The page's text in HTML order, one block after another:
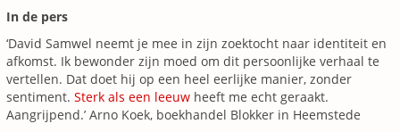
In de pers
‘David Samwel neemt je mee in zijn zoektocht naar identiteit en
afkomst. Ik bewonder zijn moed om dit persoonlijke verhaal te
vertellen. Dat doet hij op een heel eerlijke manier, zonder
sentiment. Sterk als een leeuw heeft me echt geraakt.
Aangrijpend.’ Arno Koek, boekhandel Blokker in Heemstede